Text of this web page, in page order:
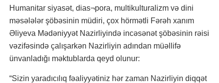
Humanitar siyasət, dias¬pora, multikulturalizm və dini
məsələlər şöbəsinin müdiri, çox hörmətli Fərəh xanım
Əliyeva Mədəniyyət Nazirliyində incəsənət şöbəsinin rəisi
vəzifəsində çalışarkən Nazirliyin adından müəllifə
ünvanladığı məktublarda qeyd olunur:
“Sizin yaradıcılıq fəaliyyətiniz hər zaman Nazirliyin diqqət